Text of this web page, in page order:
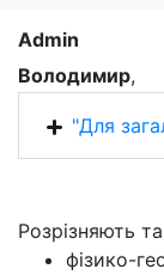
Admin
Володимир,
"Для
Розрізняють
фізико-